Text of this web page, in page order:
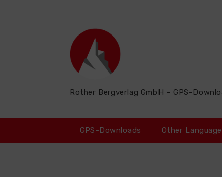
Rother Bergverlag GmbH – GPS-
GPS-Downloads Other